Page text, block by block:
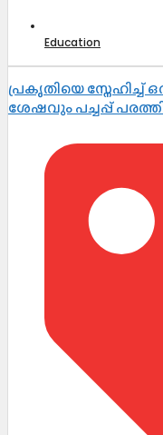
Education
പ്രകൃതിയെ സ്നേഹിച്ച്
ശേഷവും പച്ചപ്പ്